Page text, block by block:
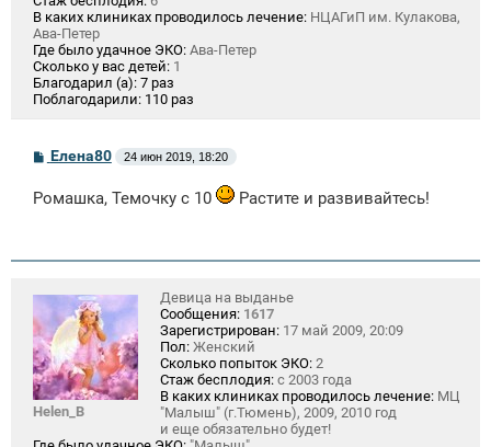
В каких клиниках проводилось лечение: НЦАГиП им. Кулакова,
Ава-Петер
Где было удачное ЭКО: Ава-Петер
Сколько у вас детей: 1
Благодарил (а): 7 раз
Поблагодарили: 110 раз
С
б
и
Елена80 24 июн 2019, 18:20
Ромашка, Темочку с 10 Растите и развивайтесь!
Helen_B
Девица на выданье
Сообщения: 1617
Зарегистрирован: 17 май 2009, 20:09
Пол: Женский
Сколько попыток ЭКО: 2
Стаж бесплодия: с 2003 года
В каких клиниках проводилось лечение: МЦ
"Малыш" (г.Тюмень), 2009, 2010 год
и еще обязательно будет!